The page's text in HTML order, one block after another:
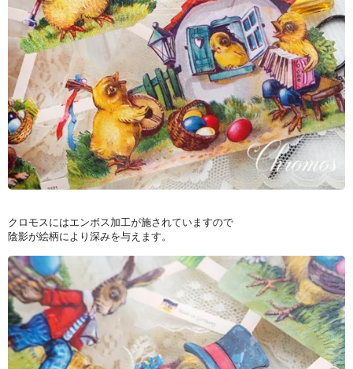
クロモスにはエンボス加工が施されていますので
陰影が絵柄により深みを与えます。